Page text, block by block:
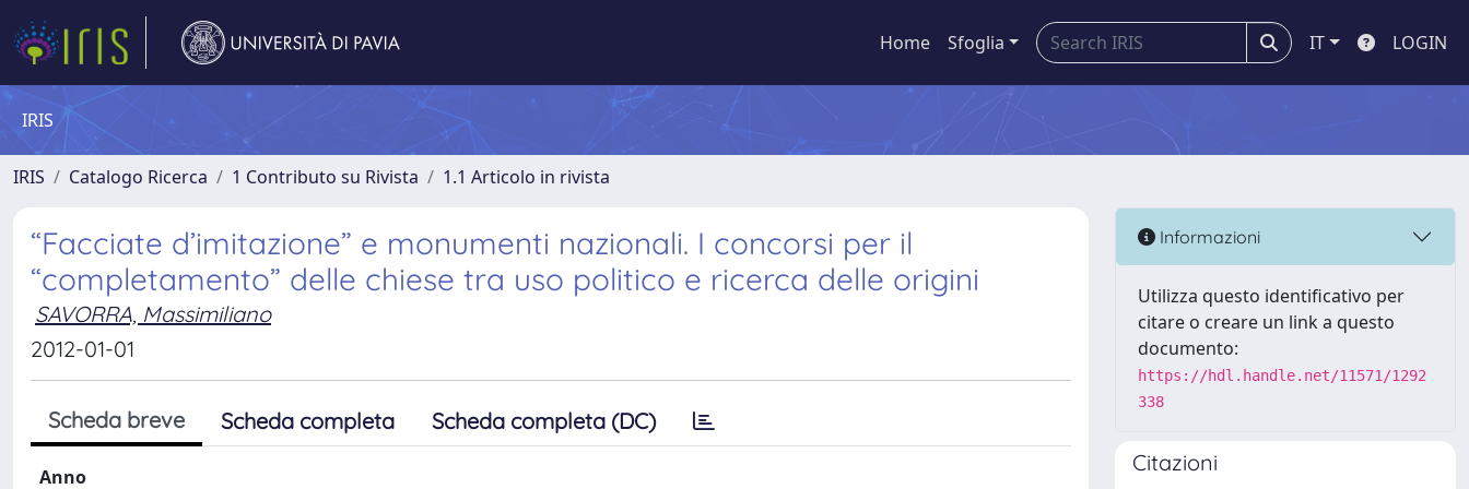
Home Sfoglia IT LOGIN
IRIS
IRIS Catalogo Ricerca 1 Contributo su Rivista 1.1 Articolo in rivista
“Facciate d’imitazione” e monumenti nazionali. I concorsi per il
“completamento” delle chiese tra uso politico e ricerca delle origini
SAVORRA, Massimiliano
2012-01-01
Scheda breve Scheda completa Scheda completa (DC)
Anno
Informazioni
Utilizza questo identificativo per
citare o creare un link a questo
documento:
https://hdl.handle.net/11571/1292
338
Citazioni